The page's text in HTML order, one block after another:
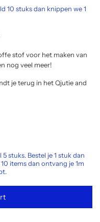
10 stuks dan knippen we 1
stof voor het maken van
nog veel meer!
je terug in hetQjutie and
stuks. Bestel je 1 stuk dan
items dan ontvang je 1m